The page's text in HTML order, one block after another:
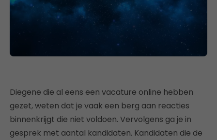
Diegene die al eens een vacature online hebben
gezet, weten dat je vaak een berg aan reacties
binnenkrijgt die niet voldoen. Vervolgens ga je in
gesprek met aantal kandidaten. Kandidaten die de